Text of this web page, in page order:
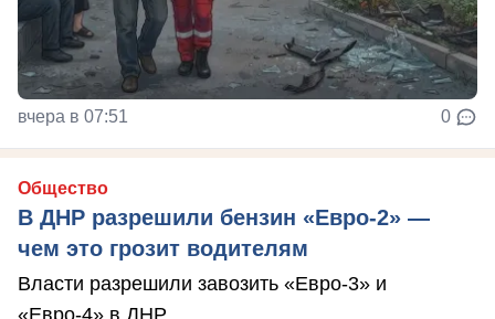
вчера в 07:51 0
Общество
В ДНР разрешили бензин «Евро-2» —
чем это грозит водителям
Власти разрешили завозить «Евро-3» и